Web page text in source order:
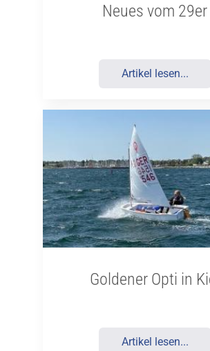
Neues vom 29er
Artikel lesen...
Goldener Opti in
Artikel lesen...